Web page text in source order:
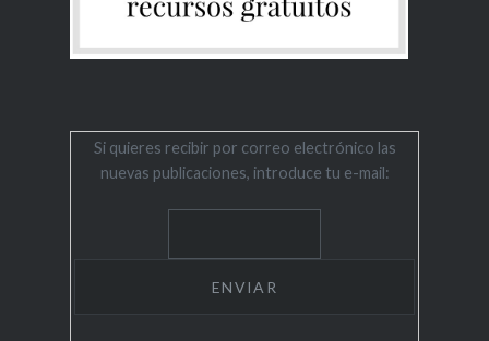
Si quieres recibir por correo electrónico las
nuevas publicaciones, introduce tu e-mail: